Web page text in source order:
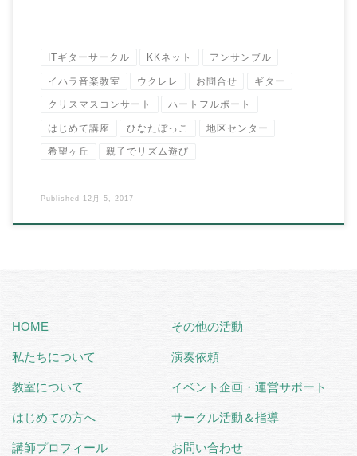
ITギターサークル KKネット アンサンブル
イハラ音楽教室 ウクレレ お問合せ ギター
クリスマスコンサート ハートフルポート
はじめて講座 ひなたぼっこ 地区センター
希望ヶ丘 親子でリズム遊び
Published 12月 5, 2017
HOME
私たちについて
教室について
はじめての方へ
講師プロフィール
その他の活動
演奏依頼
イベント企画・運営サポート
サークル活動＆指導
お問い合わせ